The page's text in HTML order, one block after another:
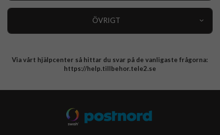
ÖVRIGT
Integritetspolicy
Via vårt hjälpcenter så hittar du svar på de vanligaste frågorna:
https://help.tillbehor.tele2.se